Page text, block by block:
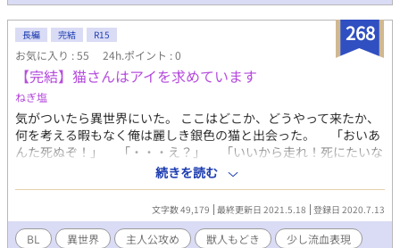
268
長編 完結 R15
お気に入り : 55 24h.ポイント : 0
【完結】猫さんはアイを求めています
ねぎ塩
気がついたら異世界にいた。 ここはどこか、どうやって来たか、
何を考える暇もなく俺は麗しき銀色の猫と出会った。 「おいあ
んた死ぬぞ！」 「・・・え？」 「いいから走れ！死にたいな
らここじゃないどっかで死ね！」 いやいや口わっる。 日本からや
ってきた大学生×見た目は天使、口調は不良な銀色獣人の克服ば
なし。 2021.5.18【完結しました】
続きを読む
文字数 49,179 最終更新日 2021.5.18 登録日 2020.7.13
BL 異世界 主人公攻め 獣人もどき
少し流血表現